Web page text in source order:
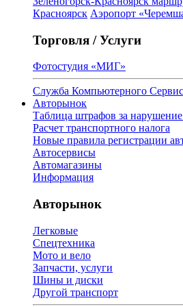
Красноярск Аэропорт
Торговля / Услуги
Фотостудия «МИГ»
Служба Компьютерного
Авторынок
Таблица штрафов за
Расчет транспортного налога
Новые правила регистрации
Автосервисы
Автомагазины
Информация
Авторынок
Легковые
Спецтехника
Мото и вело
Запчасти, услуги
Шины и диски
Другой транспорт